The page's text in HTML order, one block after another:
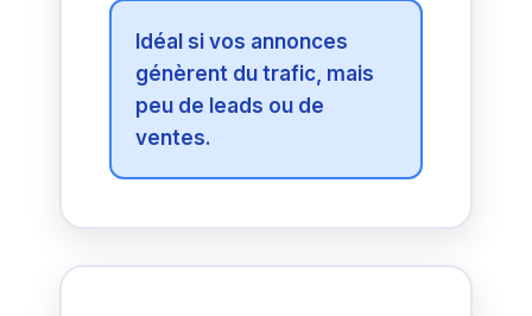
Idéal si vos annonces
génèrent du trafic, mais
peu de leads ou de
ventes.